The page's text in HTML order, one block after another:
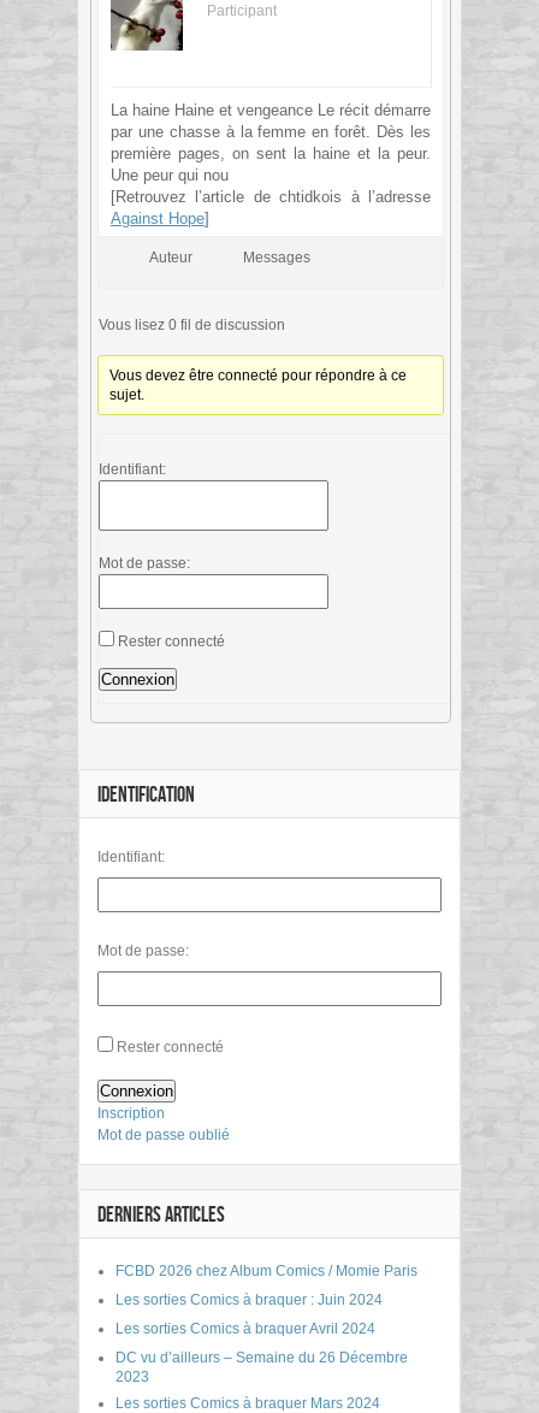
Participant
La haine Haine et vengeance Le récit démarre
par une chasse à la femme en forêt. Dès les
première pages, on sent la haine et la peur.
Une peur qui nou
[Retrouvez l’article de chtidkois à l’adresse
Against Hope]
Auteur Messages
Vous lisez 0 fil de discussion
Vous devez être connecté pour répondre à ce
sujet.
Identifiant:
Mot de passe:
Rester connecté
Connexion
IDENTIFICATION
Identifiant:
Mot de passe:
Rester connecté
Connexion
Inscription
Mot de passe oublié
DERNIERS ARTICLES
FCBD 2026 chez Album Comics / Momie Paris
Les sorties Comics à braquer : Juin 2024
Les sorties Comics à braquer Avril 2024
DC vu d’ailleurs – Semaine du 26 Décembre
2023
Les sorties Comics à braquer Mars 2024